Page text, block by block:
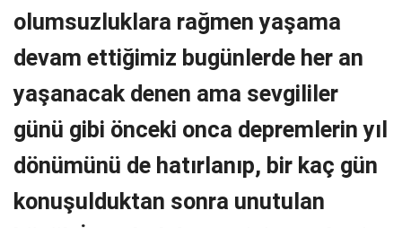
olumsuzluklara rağmen yaşama
devam ettiğimiz bugünlerde her an
yaşanacak denen ama sevgililer
günü gibi önceki onca depremlerin yıl
dönümünü de hatırlanıp, bir kaç gün
konuşulduktan sonra unutulan